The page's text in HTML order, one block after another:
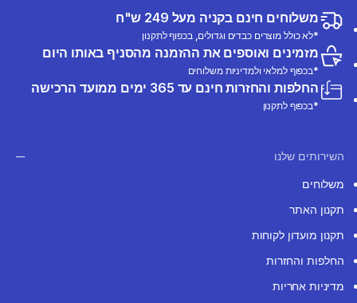
משלוחים חינם בקניה מעל 249 ש"ח
*לא כולל מוצרים כבדים וגדולים, בכפוף לתקנון
מזמינים ואוספים את ההזמנה מהסניף באותו היום
*בכפוף למלאי ולמדיניות משלוחים
החלפות והחזרות חינם עד 365 ימים ממועד הרכישה
*בכפוף לתקנון
השירותים שלנו
משלוחים
תקנון האתר
תקנון מועדון לקוחות
החלפות והחזרות
מדיניות אחריות